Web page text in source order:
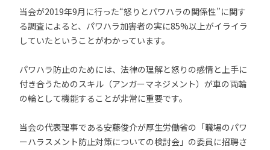
当会が2019年9月に行った“怒りとパワハラの関係性”に関す
る調査によると、パワハラ加害者の実に85%以上がイライラ
していたということがわかっています。
パワハラ防止のためには、法律の理解と怒りの感情と上手に
付き合うためのスキル（アンガーマネジメント）が車の両輪
の輪として機能することが非常に重要です。
当会の代表理事である安藤俊介が厚生労働省の「職場のパワ
ーハラスメント防止対策についての検討会」の委員に招聘さ